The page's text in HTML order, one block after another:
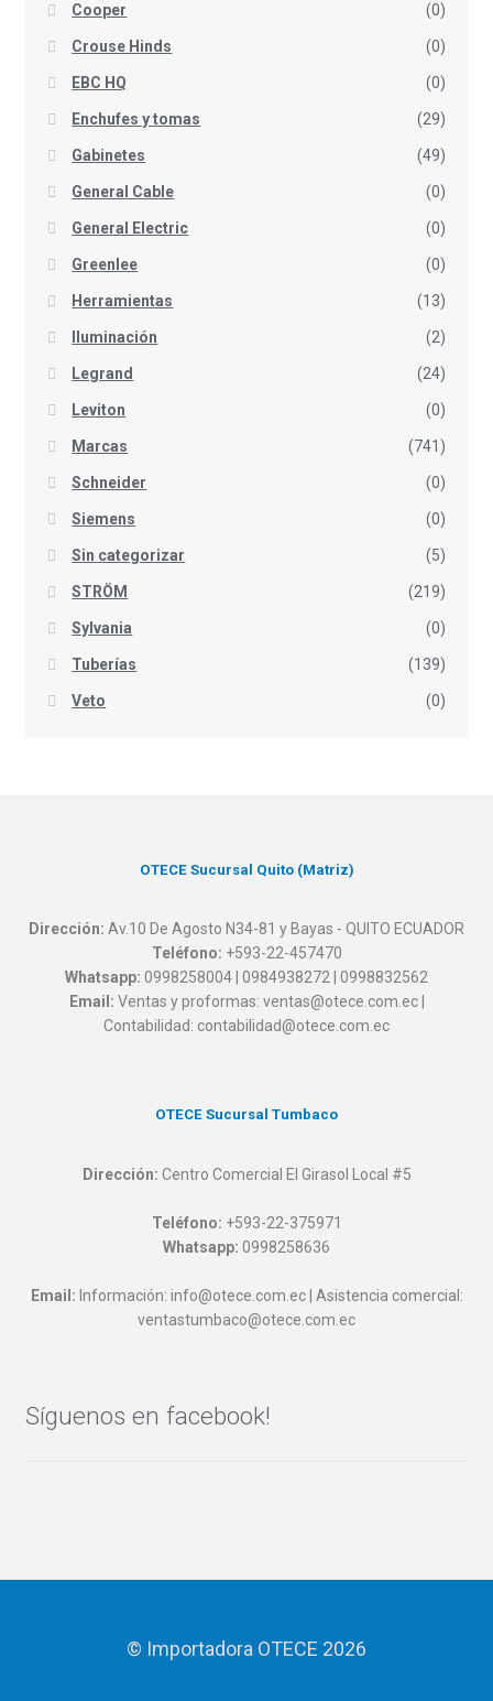
Cooper (0)
Crouse Hinds (0)
EBC HQ (0)
Enchufes y tomas (29)
Gabinetes (49)
General Cable (0)
General Electric (0)
Greenlee (0)
Herramientas (13)
Iluminación (2)
Legrand (24)
Leviton (0)
Marcas (741)
Schneider (0)
Siemens (0)
Sin categorizar (5)
STRÖM (219)
Sylvania (0)
Tuberías (139)
Veto (0)
OTECE Sucursal Quito (Matriz)
Dirección: Av.10 De Agosto N34-81 y Bayas - QUITO ECUADOR
Teléfono: +593-22-457470
Whatsapp: 0998258004 | 0984938272 | 0998832562
Email: Ventas y proformas: ventas@otece.com.ec |
Contabilidad: contabilidad@otece.com.ec
OTECE Sucursal Tumbaco
Dirección: Centro Comercial El Girasol Local #5
Teléfono: +593-22-375971
Whatsapp: 0998258636
Email: Información: info@otece.com.ec | Asistencia comercial:
ventastumbaco@otece.com.ec
Síguenos en facebook!
© Importadora OTECE 2026